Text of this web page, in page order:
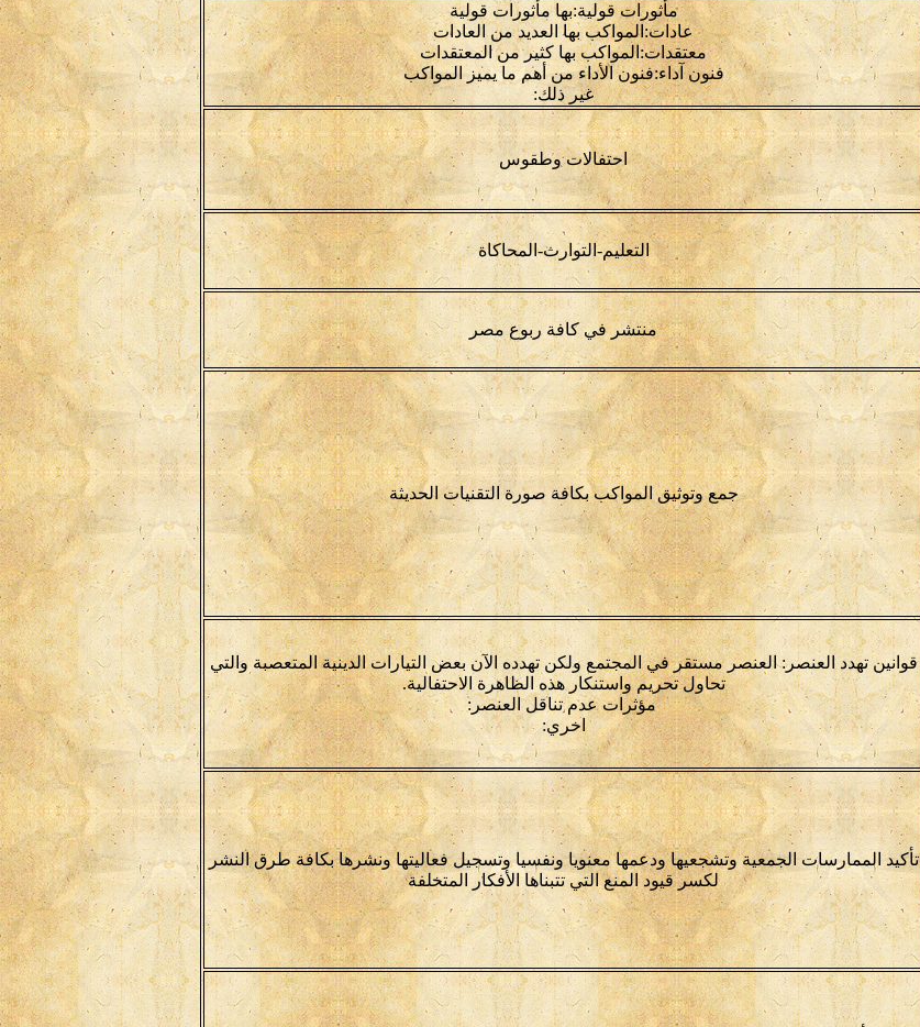
مأثورات قولية:بها مأثورات قولية
عادات:المواكب بها العديد من العادات
معتقدات:المواكب بها كثير من المعتقدات
فنون آداء:فنون الأداء من أهم ما يميز المواكب
غير ذلك:
احتفالات وطقوس
التعليم-التوارث-المحاكاة
منتشر في كافة ربوع مصر
جمع وتوثيق المواكب بكافة صورة التقنيات الحديثة
قوانين تهدد العنصر: العنصر مستقر في المجتمع ولكن تهدده الآن بعض التيارات الدينية المتعصبة والتي
تحاول تحريم واستنكار هذه الظاهرة الاحتفالية.
مؤثرات عدم تناقل العنصر:
اخري:
تأكيد الممارسات الجمعية وتشجعيها ودعمها معنويا ونفسيا وتسجيل فعاليتها ونشرها بكافة طرق النشر
لكسر قيود المنع التي تتبناها الأفكار المتخلفة